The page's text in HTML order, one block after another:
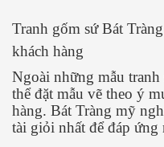
Tranh gốm sứ Bát
khách hàng
Ngoài những mẫu tranh
thể đặt mẫu vẽ theo ý
hàng. Bát Tràng mỹ
tài giỏi nhất để đáp ứng